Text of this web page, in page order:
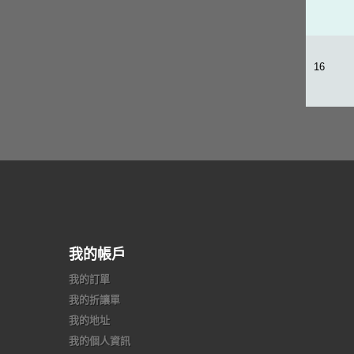
16
我的帳戶
我的訂單
我的折讓單
我的地址
我的個人資訊